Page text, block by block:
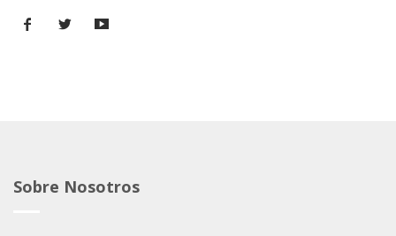
Sobre Nosotros